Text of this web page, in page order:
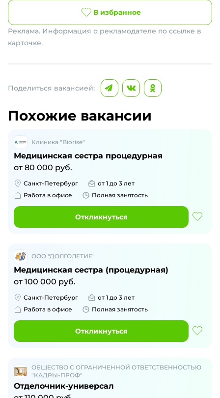
В избранное
Реклама. Информация о рекламодателе по ссылке в
карточке.
Поделиться вакансией:
Похожие вакансии
Клиника "Biorise"
Медицинская сестра процедурная
от 80 000 руб.
Санкт-Петербург
от 1 до 3 лет
Работа в офисе
Полная занятость
Откликнуться
ООО "ДОЛГОЛЕТИЕ"
Медицинская сестра (процедурная)
от 100 000 руб.
Санкт-Петербург
от 1 до 3 лет
Работа в офисе
Полная занятость
Откликнуться
ОБЩЕСТВО С ОГРАНИЧЕННОЙ ОТВЕТСТВЕННОСТЬЮ
"КАДРЫ-ПРОФ"
Отделочник-универсал